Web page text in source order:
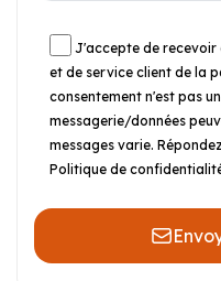
J'accepte de recevoir
et de service client de la
consentement n'est pas
messagerie/données
messages varie.
Politique de